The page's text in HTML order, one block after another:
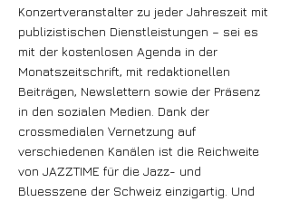
Konzertveranstalter zu jeder Jahreszeit mit
publizistischen Dienstleistungen – sei es
mit der kostenlosen Agenda in der
Monatszeitschrift, mit redaktionellen
Beiträgen, Newslettern sowie der Präsenz
in den sozialen Medien. Dank der
crossmedialen Vernetzung auf
verschiedenen Kanälen ist die Reichweite
von JAZZTIME für die Jazz- und
Bluesszene der Schweiz einzigartig. Und